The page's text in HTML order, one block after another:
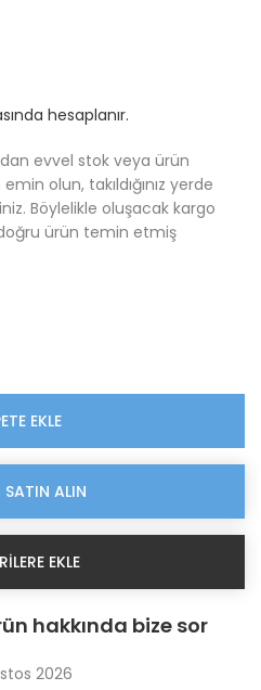
hesaplanır.
evvel stok veya ürün
olun, takıldığınız yerde
Böylelikle oluşacak kargo
ürün temin etmiş
EKLE
SATIN ALIN
EKLE
hakkında bize sor
2026